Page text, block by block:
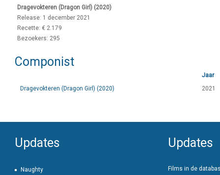
Dragevokteren (Dragon Girl) (2020)
Release: 1 december 2021
Recette: € 2.179
Bezoekers: 295
Componist
Jaar
Dragevokteren (Dragon Girl) (2020)
2021
Updates
Naughty
Updates
Films in de